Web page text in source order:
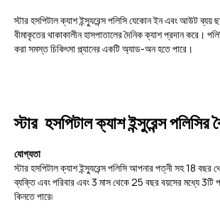
স্টার হসপিটাল ক্যাশ ইন্স্যুরেন্স পলিসি যেকোন ইন এবং আউট ব্যয়
বীমাকৃতের থাকাকালীন হাসপাতালের দৈনিক ক্যাশ প্রদান করে।
করা সমস্ত চিকিৎসা প্ল্যানের একটি অ্যাড-অন হতে পারে।
স্টার হসপিটাল ক্যাশ ইন্সুরেন্স পলিসির
যোগ্যতা
স্টার হসপিটাল ক্যাশ ইন্স্যুরেন্স পলিসি আপনার পত্নী সহ 18 বছর
ব্যক্তি এবং পরিবার এবং 3 মাস থেকে 25 বছর বয়সের মধ্যে 3টি
কিনতে পারে৷